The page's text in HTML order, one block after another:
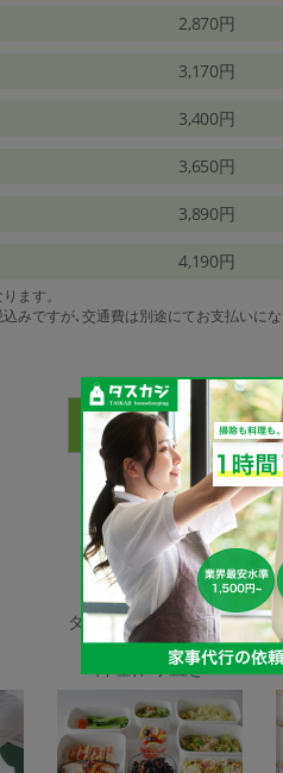
2,870円
3,170円
3,400円
3,650円
3,890円
4,190円
ます。
みですが､交通費は別途にてお支払いに
家事代行サ
タスカジで依頼できるサー
料理作り置き